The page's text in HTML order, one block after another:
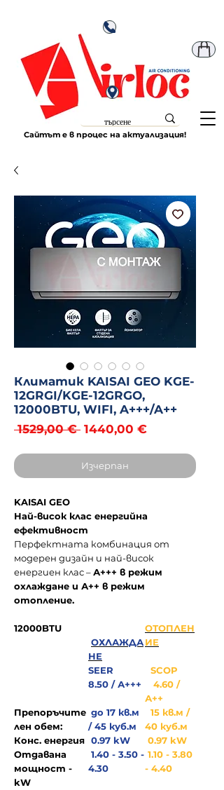
Сайтът е в процес на актуализация!
Климатик KAISAI GEO KGE-
12GRGI/KGE-12GRGO,
12000BTU, WIFI, A+++/A++
1529,00 € Редовна
1440,00 €Продажна
Изчерпан
KAISAI GEO
Най-висок клас енергийна
ефективност
Перфектната комбинация от
модерен дизайн и най-висок
енергиен клас –А+++ в режим
охлаждане и А++ в режим
отопление.
12000BTU
ОХЛАЖДА
НЕ
ОТОПЛЕН
ИЕ
SEER
8.50 / А+++
SCOP
4.60 /
А++
Препоръчите
лен обем:
до 17 кв.м
/ 45 куб.м
15 кв.м /
40 куб.м
Конс. енергия 0.97 kW
0.97 kW
Отдавана
мощност -
kW
1.40 - 3.50 -
4.30
1.10 - 3.80
- 4.40